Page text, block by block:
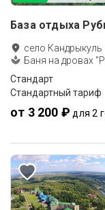
База отдыха
село Кандрыкуль
Баня на дровах
Стандарт
Стандартный тариф
от 3 200 ₽ для 2